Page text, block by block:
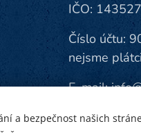
IČO:
Číslo účtu:
nejsme
E-mail:
Tel.:+420
a bezpečnost našich